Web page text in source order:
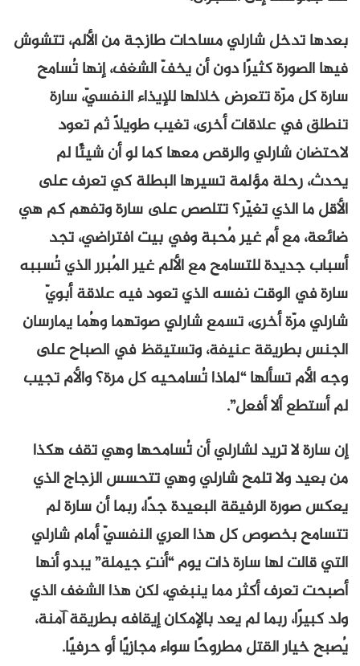
بعدها تدخل شارلي مساحات طازجة من الألم، تتشوش
فيها الصورة كثيرًا دون أن يخفّ الشغف، إنها تُسامح
سارة كل مرّة تتعرض خلالها للإيذاء النفسيّ، سارة
تنطلق في علاقات أخرى، تغيب طويلًا ثم تعود
لاحتضان شارلي والرقص معها كما لو أن شيئًا لم
يحدث، رحلة مؤلمة تسيرها البطلة كي تعرف على
الأقل ما الذي تغيّر؟ تتلصص على سارة وتفهم كم هي
ضائعة، مع أم غير مُحبة وفي بيت افتراضي، تجد
أسباب جديدة للتسامح مع الألم غير المُبرر الذي تُسببه
سارة في الوقت نفسه الذي تعود فيه علاقة أبويّ
شارلي مرّة أخرى، تسمع شارلي صوتهما وهُما يمارسان
الجنس بطريقة عنيفة، وتستيقظ في الصباح على
وجه الأم تسألها “لماذا تُسامحيه كل مرة؟ والأم تجيب
لم أستطع ألا أفعل”.
إن سارة لا تريد لشارلي أن تُسامحها وهي تقف هكذا
من بعيد ولا تلمح شارلي وهي تتحسس الزجاج الذي
يعكس صورة الرفيقة البعيدة جدًا، ربما أن سارة لم
تتسامح بخصوص كل هذا العري النفسيّ أمام شارلي
التي قالت لها سارة ذات يوم “أنتِ جيملة” يبدو أنها
أصبحت تعرف أكثر مما ينبغي، لكن هذا الشغف الذي
ولد كبيرًا، ربما لم يعد بالإمكان إيقافه بطريقة آمنة،
يُصبح خيار القتل مطروحًا سواء مجازيًا أو حرفيًا.